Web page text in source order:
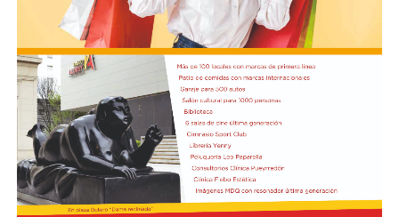
FOTO: Bullrich, durante la conferencia de prensa en el
Senado. Rodrigo Néspolo/LA NACIÓN